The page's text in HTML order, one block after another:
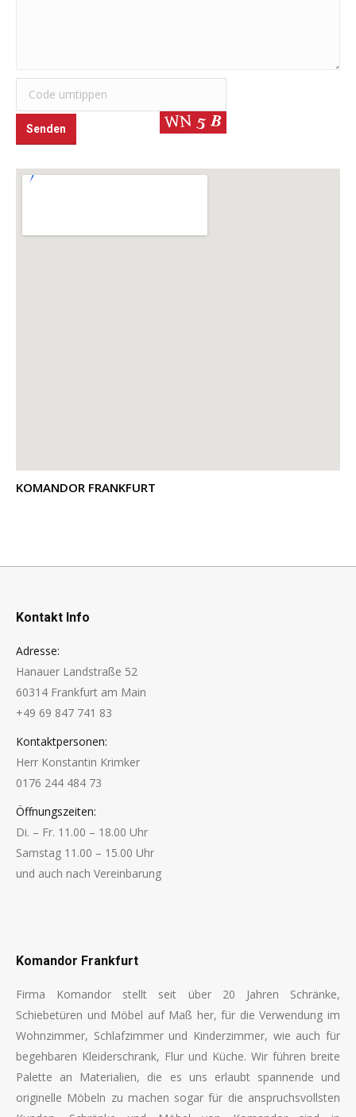
KOMANDOR FRANKFURT
Kontakt Info
Adresse:
Hanauer Landstraße 52
60314 Frankfurt am Main
+49 69 847 741 83
Kontaktpersonen:
Herr Konstantin Krimker
0176 244 484 73
Öffnungszeiten:
Di. – Fr. 11.00 – 18.00 Uhr
Samstag 11.00 – 15.00 Uhr
und auch nach Vereinbarung
Komandor Frankfurt
Firma Komandor stellt seit über 20 Jahren Schränke,
Schiebetüren und Möbel auf Maß her, für die Verwendung im
Wohnzimmer, Schlafzimmer und Kinderzimmer, wie auch für
begehbaren Kleiderschrank, Flur und Küche. Wir führen breite
Palette an Materialien, die es uns erlaubt spannende und
originelle Möbeln zu machen sogar für die anspruchsvollsten